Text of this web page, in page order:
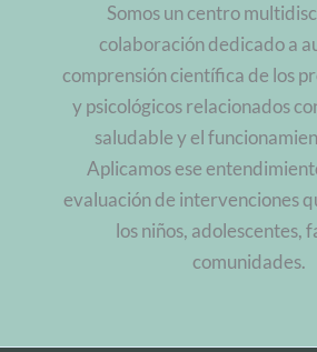
Somos un centro
colaboración dedicado a
comprensión científica de los
y psicológicos relacionados
saludable y el
Aplicamos ese
evaluación de intervenciones
los niños, adolescentes,
comunidades.